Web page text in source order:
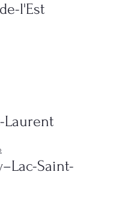
l'Est
Laurent
Saint-